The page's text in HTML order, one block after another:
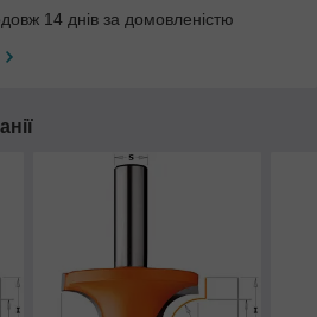
14 днів за домовленістю